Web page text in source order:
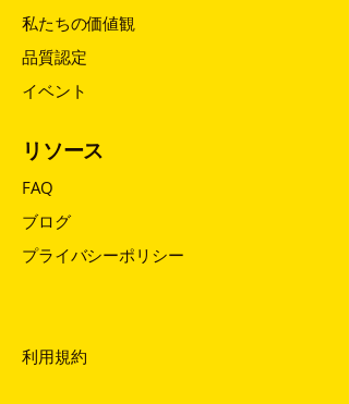
私たちの価値観
品質認定
イベント
リソース
FAQ
ブログ
プライバシーポリシー
利用規約